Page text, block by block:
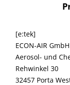
[e:tek]
ECON-AIR
Aerosol- und
Rehwinkel 30
32457 Porta